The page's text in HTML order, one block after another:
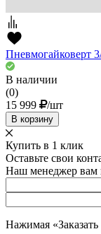
Пневмогайковерт
В наличии
(0)
15 999
/шт
В корзину
Купить в 1 клик
Оставьте свои
Наш менеджер вам
Нажимая «Заказать